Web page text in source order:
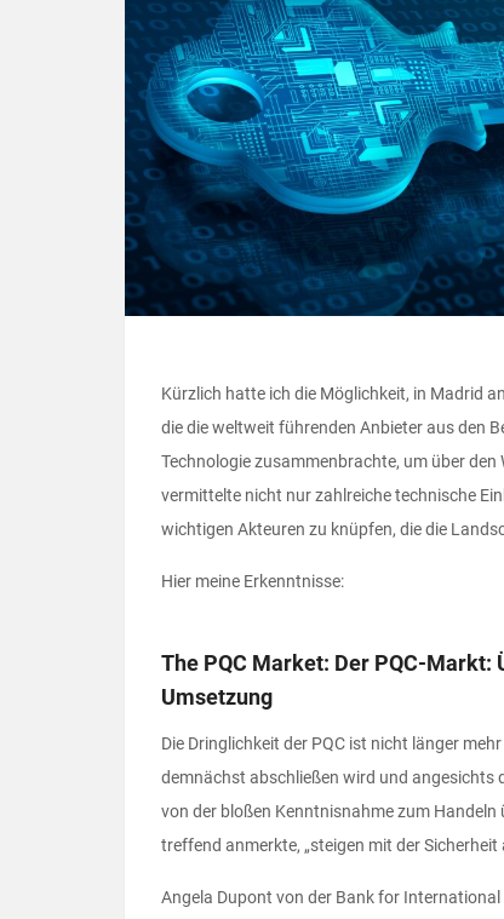
Kürzlich hatte ich die Möglichkeit, in Madrid
die die weltweit führenden Anbieter aus den
Technologie zusammenbrachte, um über
vermittelte nicht nur zahlreiche technische
wichtigen Akteuren zu knüpfen, die die
Hier meine Erkenntnisse:
The PQC Market: Der PQC-
Umsetzung
Die Dringlichkeit der PQC ist nicht länger
demnächst abschließen wird und angesichts
von der bloßen Kenntnisnahme zum
treffend anmerkte, „steigen mit der Sicherheit
Angela Dupont von der Bank for